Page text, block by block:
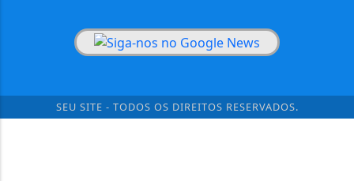
SEU SITE - TODOS OS DIREITOS RESERVADOS.